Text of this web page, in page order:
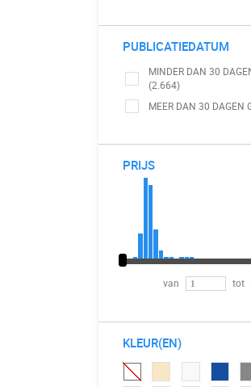
PUBLICATIEDATUM
MINDER DAN 30
(2.664)
MEER DAN 30 DAGEN
PRIJS
van tot
KLEUR(EN)